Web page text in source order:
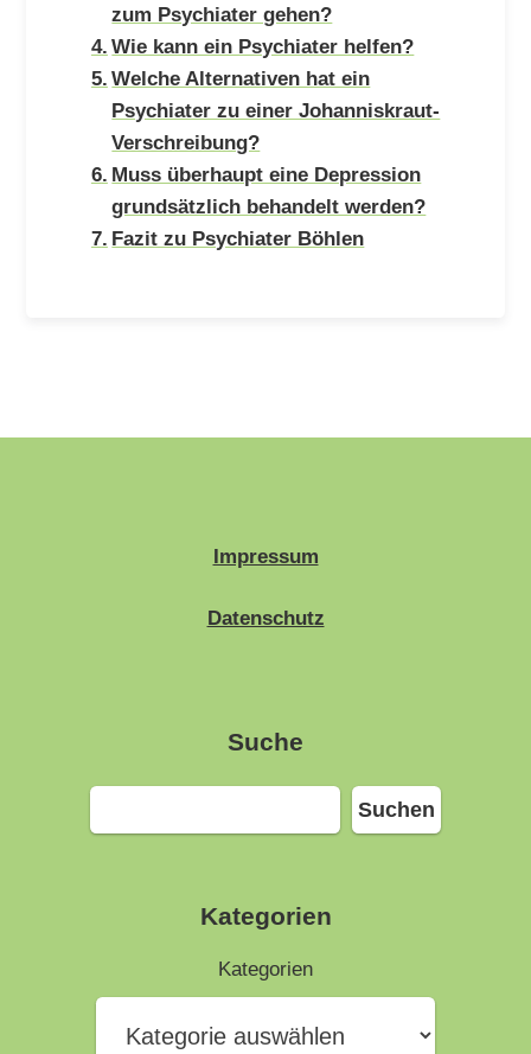
zum Psychiater gehen?
Wie kann ein Psychiater helfen?
Welche Alternativen hat ein
Psychiater zu einer Johanniskraut-
Verschreibung?
Muss überhaupt eine Depression
grundsätzlich behandelt werden?
Fazit zu Psychiater Böhlen
Impressum
Datenschutz
Suche
Suchen
Suchen
Kategorien
Kategorien